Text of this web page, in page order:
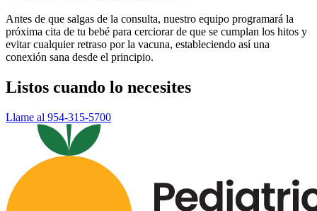
Antes de que salgas de la consulta, nuestro equipo programará la
próxima cita de tu bebé para cerciorar de que se cumplan los hitos y
evitar cualquier retraso por la vacuna, estableciendo así una
conexión sana desde el principio.
Listos cuando lo necesites
Llame al 954-315-5700